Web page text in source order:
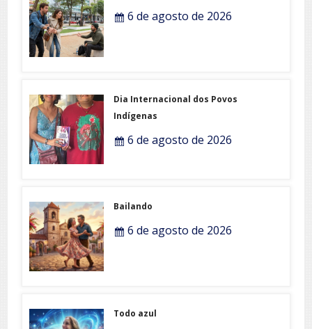
6 de agosto de 2026
Dia Internacional dos Povos
Indígenas
6 de agosto de 2026
Bailando
6 de agosto de 2026
Todo azul